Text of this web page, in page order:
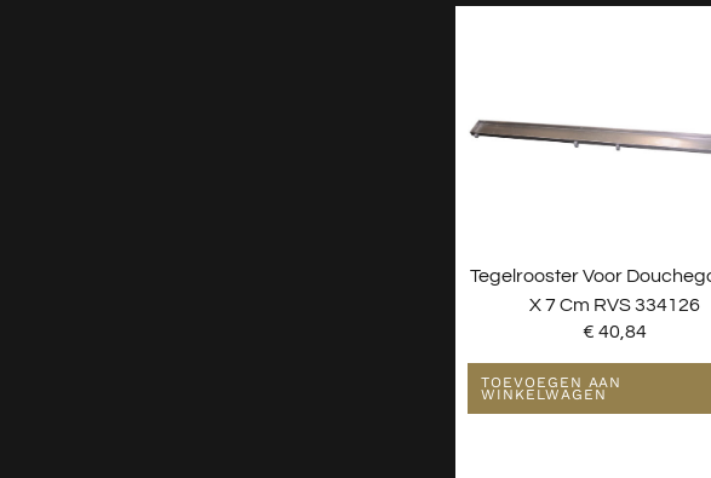
Tegelrooster Voor
X 7 Cm RVS 334126
€ 40,84
TOEVOEGEN AAN
WINKELWAGEN